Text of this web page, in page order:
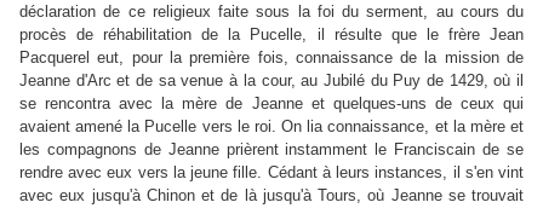
déclaration de ce religieux faite sous la foi du serment, au cours du
procès de réhabilitation de la Pucelle, il résulte que le frère Jean
Pacquerel eut, pour la première fois, connaissance de la mission de
Jeanne d'Arc et de sa venue à la cour, au Jubilé du Puy de 1429, où il
se rencontra avec la mère de Jeanne et quelques-uns de ceux qui
avaient amené la Pucelle vers le roi. On lia connaissance, et la mère et
les compagnons de Jeanne prièrent instamment le Franciscain de se
rendre avec eux vers la jeune fille. Cédant à leurs instances, il s'en vint
avec eux jusqu'à Chinon et de là jusqu'à Tours, où Jeanne se trouvait